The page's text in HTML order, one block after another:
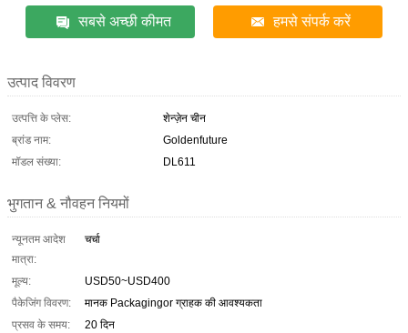
सबसे अच्छी कीमत हमसे संपर्क करें
उत्पाद विवरण
उत्पत्ति के प्लेस:
शेन्ज़ेन चीन
ब्रांड नाम:
Goldenfuture
मॉडल संख्या:
DL611
भुगतान & नौवहन नियमों
न्यूनतम आदेश
मात्रा:
चर्चा
मूल्य:
USD50~USD400
पैकेजिंग विवरण:
मानक Packagingor ग्राहक की आवश्यकता
प्रसव के समय:
20 दिन